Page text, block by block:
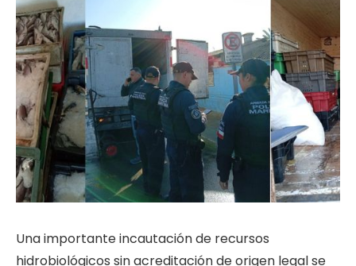
Una importante incautación de recursos
hidrobiológicos sin acreditación de origen legal se